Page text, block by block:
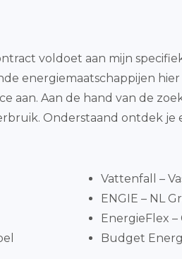
voldoet aan mijn
energiemaatschappijen
aan. Aan de hand van de
Onderstaand ontdek je
Vattenfall –
ENGIE – NL
EnergieFlex –
Budget